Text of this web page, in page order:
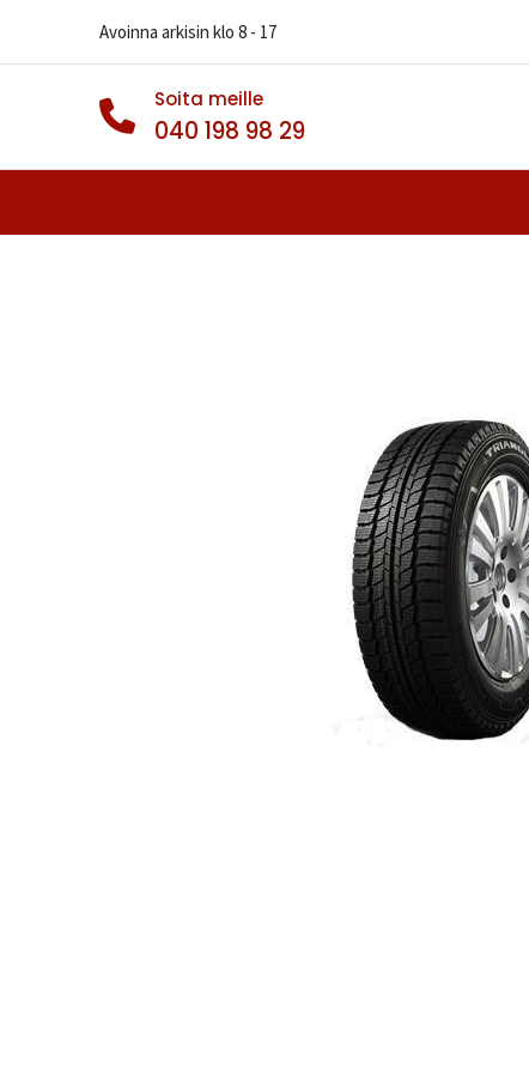
Avoinna arkisin klo 8 - 17
Soita meille
040 198 98 29